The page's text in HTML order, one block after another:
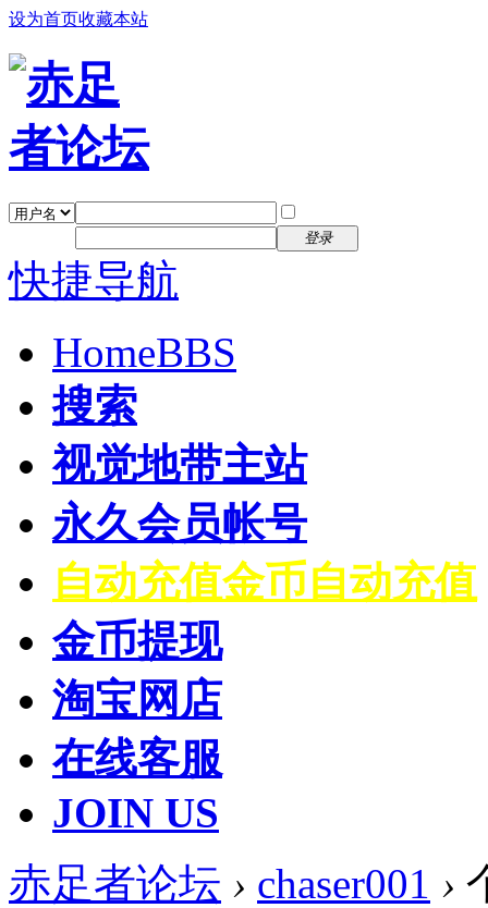
设为首页收藏本站
登录
快捷导航
HomeBBS
搜索
视觉地带主站
永久会员帐号
自动充值金币自动充值
金币提现
淘宝网店
在线客服
JOIN US
赤足者论坛 › chaser001 ›